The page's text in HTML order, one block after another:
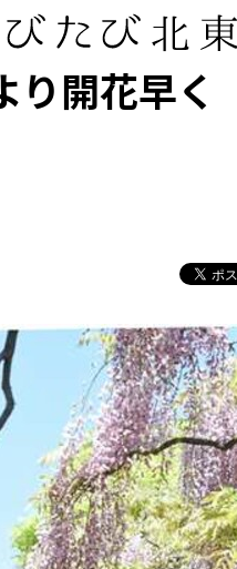
り開花早